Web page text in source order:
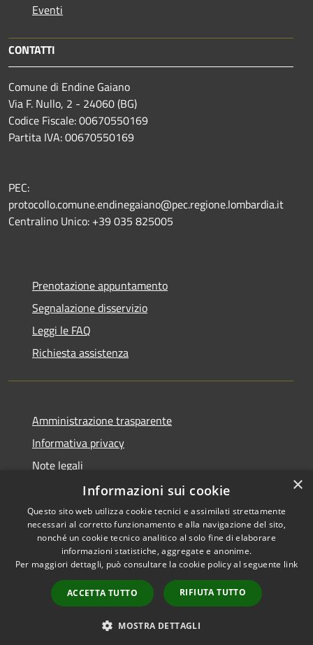
Eventi
CONTATTI
Comune di Endine Gaiano
Via F. Nullo, 2 - 24060 (BG)
Codice Fiscale: 00670550169
Partita IVA: 00670550169
PEC:
protocollo.comune.endinegaiano@pec.regione.lombardia.it
Centralino Unico: +39 035 825005
Prenotazione appuntamento
Segnalazione disservizio
Leggi le FAQ
Richiesta assistenza
Amministrazione trasparente
Informativa privacy
Note legali
Dichiarazione di accessibilità
RSS
Accessibilità
Copyright © 2026 • Comune di
Endine Gaiano • Powered by
Municipium•
Accesso
redazione
×
Informazioni sui cookie
Questo sito web utilizza cookie tecnici e assimilati strettamente
necessari al corretto funzionamento e alla navigazione del sito,
nonché un cookie tecnico analitico al solo fine di elaborare
informazioni statistiche, aggregate e anonime.
Per maggiori dettagli, può consultare la cookie policy al seguente link
ACCETTA TUTTO RIFIUTA TUTTO
MOSTRA DETTAGLI